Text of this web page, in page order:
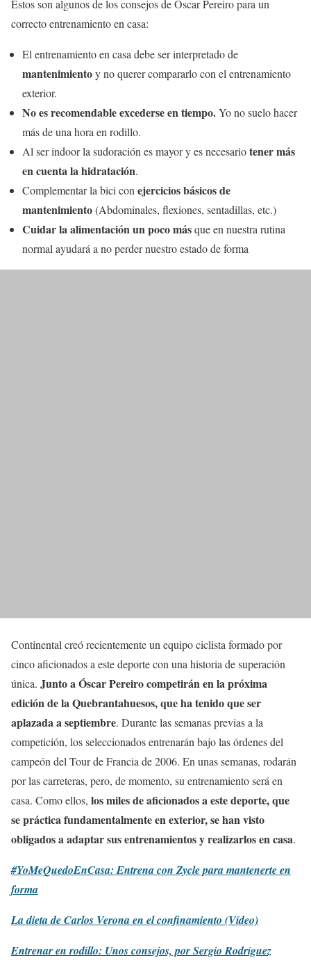
Estos son algunos de los consejos de Óscar Pereiro para un
correcto entrenamiento en casa:
El entrenamiento en casa debe ser interpretado de
mantenimientoy no querer compararlo con el entrenamiento
exterior.
No es recomendable excederse en tiempo.Yo no suelo hacer
más de una hora en rodillo.
Al ser indoor la sudoración es mayor y es necesariotener más
en cuenta la hidratación.
Complementar la bici con ejercicios básicos de
mantenimiento(Abdominales, flexiones, sentadillas, etc.)
Cuidar la alimentación un poco másque en nuestra rutina
normal ayudará a no perder nuestro estado de forma
Continental creó recientemente un equipo ciclista formado por
cinco aficionados a este deporte con una historia de superación
única. Junto a Óscar Pereiro competirán en la próxima
edición de la Quebrantahuesos, que ha tenido que ser
aplazada a septiembre. Durante las semanas previas a la
competición, los seleccionados entrenarán bajo las órdenes del
campeón del Tour de Francia de 2006. En unas semanas, rodarán
por las carreteras, pero, de momento, su entrenamiento será en
casa. Como ellos, los miles de aficionados a este deporte, que
se práctica fundamentalmente en exterior, se han visto
obligados a adaptar sus entrenamientos y realizarlos en casa.
#YoMeQuedoEnCasa: Entrena con Zycle para mantenerte en
forma
La dieta de Carlos Verona en el confinamiento (Vídeo)
Entrenar en rodillo: Unos consejos, por Sergio Rodríguez